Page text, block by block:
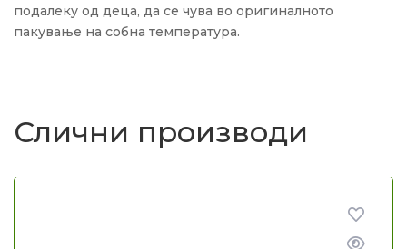
подалеку од деца, да се чува во оригиналното
пакување на собна температура.
Слични производи